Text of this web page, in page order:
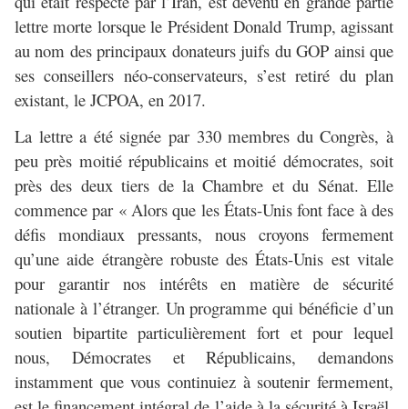
lettre morte lorsque le Président Donald Trump, agissant
au nom des principaux donateurs juifs du GOP ainsi que
ses conseillers néo-conservateurs, s’est retiré du plan
existant, le JCPOA, en 2017.
La lettre a été signée par 330 membres du Congrès, à
peu près moitié républicains et moitié démocrates, soit
près des deux tiers de la Chambre et du Sénat. Elle
commence par « Alors que les États-Unis font face à des
défis mondiaux pressants, nous croyons fermement
qu’une aide étrangère robuste des États-Unis est vitale
pour garantir nos intérêts en matière de sécurité
nationale à l’étranger. Un programme qui bénéficie d’un
soutien bipartite particulièrement fort et pour lequel
nous, Démocrates et Républicains, demandons
instamment que vous continuiez à soutenir fermement,